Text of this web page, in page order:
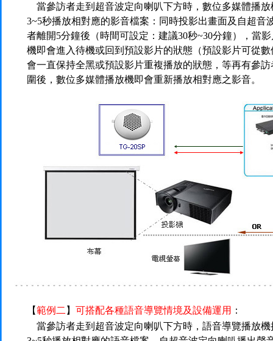
當參訪者走到超音波定向喇叭下方時，數位多媒體播
3~5秒播放相對應的影音檔案：同時投影出畫面及自超音
者離開5分鐘後（時間可設定：建議30秒~30分鐘），當
機即會進入待機或回到預設影片的狀態（預設影片可從
會一直保持全黑或預設影片重複播放的狀態，等再有參
圍後，數位多媒體播放機即會重新播放相對應之影音。
【範例二 】 可搭配各種語音導覽情境及設備運用 ：
當參訪者走到超音波定向喇叭下方時，語音導覽播放